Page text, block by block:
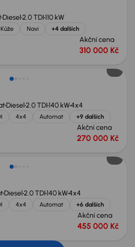
Diesel2.0 TDI110 kW
Kůže Navi +4 dalších
Akční cena
310 000 Kč
Diesel2.0 TDI140 kW4x4
4x4 Automat +9 dalších
Akční cena
270 000 Kč
Diesel2.0 TDI140 kW4x4
4x4 Automat +6 dalších
Akční cena
455 000 Kč